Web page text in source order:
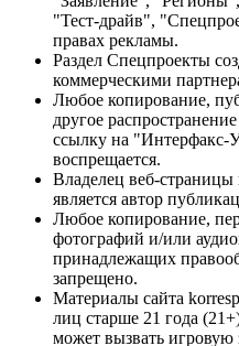
"Тест-драйв",
правах рекламы.
Раздел Спецпроекты
коммерческими
Любое копирование,
другое
ссылку на "Интерфакс-
воспрещается.
Владелец веб-страницы
является автор
Любое копирование,
фотографий и/или
принадлежащих
запрещено.
Материалы сайта
лиц старше 21 года
может вызвать игровую